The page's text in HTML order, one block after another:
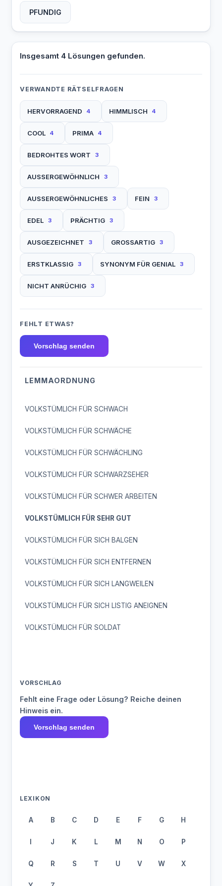
PFUNDIG
Insgesamt 4 Lösungen gefunden.
VERWANDTE RÄTSELFRAGEN
HERVORRAGEND 4 HIMMLISCH 4
COOL 4 PRIMA 4
BEDROHTES WORT 3
AUSSERGEWÖHNLICH 3
AUSSERGEWÖHNLICHES 3 FEIN 3
EDEL 3 PRÄCHTIG 3
AUSGEZEICHNET 3 GROSSARTIG 3
ERSTKLASSIG 3 SYNONYM FÜR GENIAL 3
NICHT ANRÜCHIG 3
FEHLT ETWAS?
Vorschlag senden
LEMMAORDNUNG
VOLKSTÜMLICH FÜR SCHWACH
VOLKSTÜMLICH FÜR SCHWÄCHE
VOLKSTÜMLICH FÜR SCHWÄCHLING
VOLKSTÜMLICH FÜR SCHWARZSEHER
VOLKSTÜMLICH FÜR SCHWER ARBEITEN
VOLKSTÜMLICH FÜR SEHR GUT
VOLKSTÜMLICH FÜR SICH BALGEN
VOLKSTÜMLICH FÜR SICH ENTFERNEN
VOLKSTÜMLICH FÜR SICH LANGWEILEN
VOLKSTÜMLICH FÜR SICH LISTIG ANEIGNEN
VOLKSTÜMLICH FÜR SOLDAT
VORSCHLAG
Fehlt eine Frage oder Lösung? Reiche deinen
Hinweis ein.
Vorschlag senden
LEXIKON
A B C D E F G H
I J K L M N O P
Q R S T U V W X